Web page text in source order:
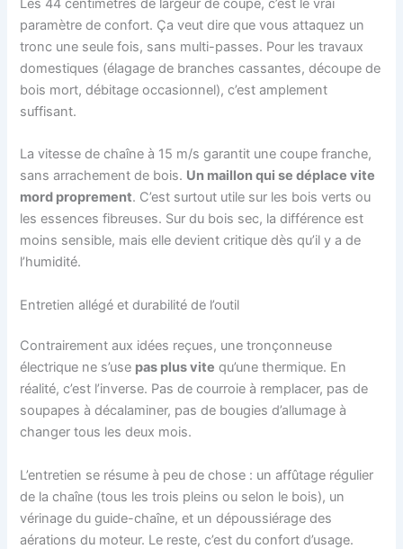
Les 44 centimètres de largeur de coupe, c’est le vrai
paramètre de confort. Ça veut dire que vous attaquez un
tronc une seule fois, sans multi-passes. Pour les travaux
domestiques (élagage de branches cassantes, découpe de
bois mort, débitage occasionnel), c’est amplement
suffisant.
La vitesse de chaîne à 15 m/s garantit une coupe franche,
sans arrachement de bois. Un maillon qui se déplace vite
mord proprement. C’est surtout utile sur les bois verts ou
les essences fibreuses. Sur du bois sec, la différence est
moins sensible, mais elle devient critique dès qu’il y a de
l’humidité.
Entretien allégé et durabilité de l’outil
Contrairement aux idées reçues, une tronçonneuse
électrique ne s’use pas plus vite qu’une thermique. En
réalité, c’est l’inverse. Pas de courroie à remplacer, pas de
soupapes à décalaminer, pas de bougies d’allumage à
changer tous les deux mois.
L’entretien se résume à peu de chose : un affûtage régulier
de la chaîne (tous les trois pleins ou selon le bois), un
vérinage du guide-chaîne, et un dépoussiérage des
aérations du moteur. Le reste, c’est du confort d’usage.